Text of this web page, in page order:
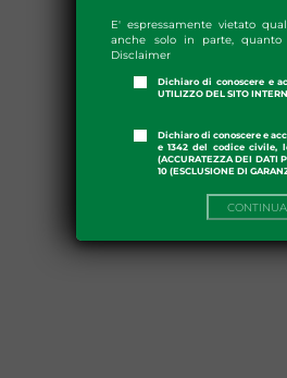
E' espressamente vietato
anche solo in parte, quanto
Disclaimer
Dichiaro di conoscere e
UTILIZZO DEL SITO
Dichiaro di conoscere e
e 1342 del codice civile,
(ACCURATEZZA DEI DATI
10 (ESCLUSIONE DI